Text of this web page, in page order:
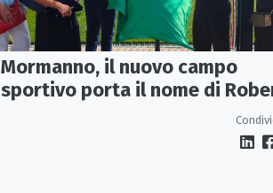
Mormanno, il nuovo campo
sportivo porta il nome di
Domanico: festa con Simone